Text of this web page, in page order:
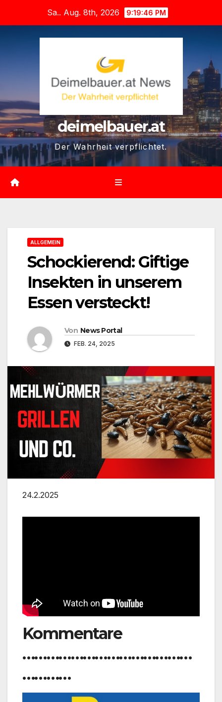
Sa.. Aug. 8th, 2026 9:19:47 PM
deimelbauer.at
Der Wahrheit verpflichtet.
ALLGEMEIN
Schockierend: Giftige
Insekten in unserem
Essen versteckt!
Von News Portal
FEB. 24, 2025
24.2.2025
Kommentare
……………………………………
…………